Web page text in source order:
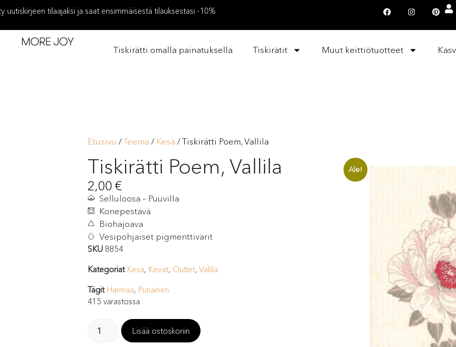
uutiskirjeen tilaajaksi ja saat ensimmäisestä tilauksestasi -10%
Tiskirätti omalla painatuksella Tiskirätit Muut keittiötuotteet
Etusivu /Teema / Kesä / Tiskirätti Poem, Vallila
Tiskirätti Poem, Vallila
2,00 €
Selluloosa – Puuvilla
Konepestävä
Biohajoava
Vesipohjaiset pigmenttivärit
SKU 8854
Kategoriat Kesä, Kevät, Outlet, Vallila
Tägit Harmaa, Punainen
415 varastossa
Lisää ostoskoriin
Ale!